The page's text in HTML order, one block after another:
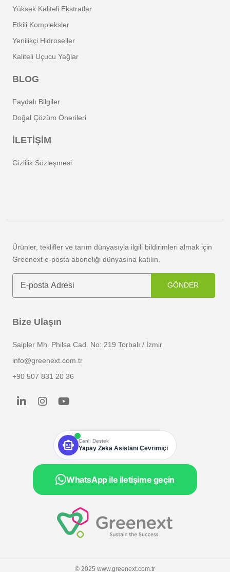
Yüksek Kaliteli Ekstratlar
Etkili Kompleksler
Yenilikçi Hidroseller
Kaliteli Uçucu Yağlar
BLOG
Faydalı Bilgiler
Doğal Çözüm Önerileri
İLETİŞİM
Gizlilik Sözleşmesi
Ürünler, teklifler ve tarım dünyasıyla ilgili bildirimleri almak için
Greenext e-posta aboneliği dünyasına katılın.
GÖNDER
Bize Ulaşın
Saipler Mh. Philsa Cad. No: 219 Torbalı / İzmir
info@greenext.com.tr
+90 507 831 20 36
smart_toy Canlı Destek
Yapay Zeka Asistanı Çevrimiçi
WhatsApp ile iletişime geçin
© 2025 www.greenext.com.tr